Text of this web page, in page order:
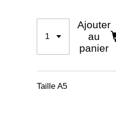
Ajouter
au
panier
Taille A5